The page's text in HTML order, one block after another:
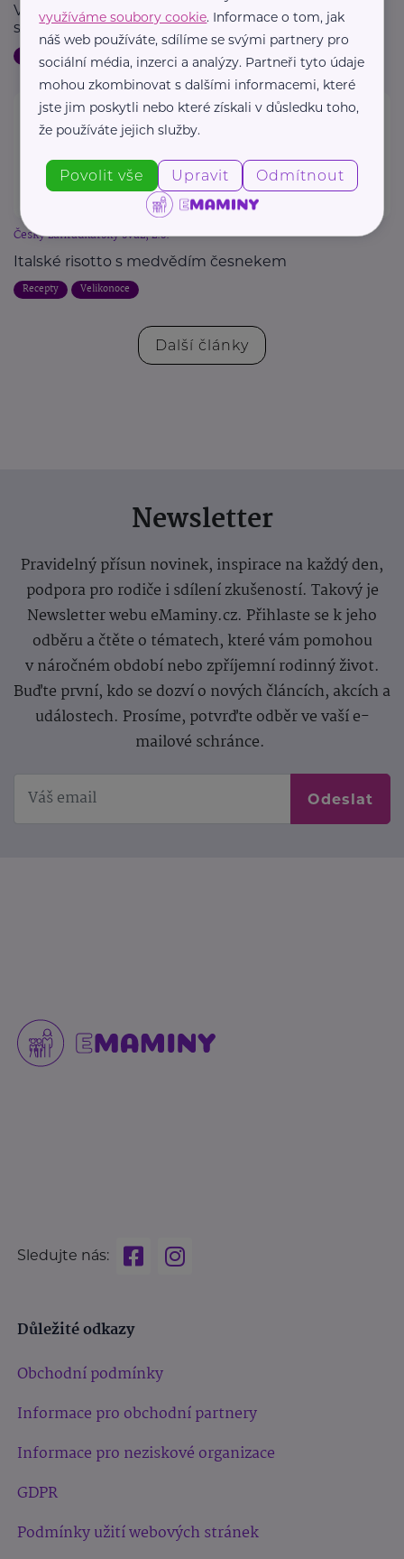
Vejce s mozaikou: velikonoční hrátky se střípky
skořápky
Děti Velikonoce
Český zahrádkářský svaz, z.s.
Italské risotto s medvědím česnekem
Recepty Velikonoce
Další články
Newsletter
Pravidelný přísun novinek, inspirace na každý den,
podpora pro rodiče i sdílení zkušeností. Takový je
Newsletter webu eMaminy.cz. Přihlaste se k jeho
odběru a čtěte o tématech, které vám pomohou
v náročném období nebo zpříjemní rodinný život.
Buďte první, kdo se dozví o nových článcích, akcích a
událostech. Prosíme, potvrďte odběr ve vaší e-
mailové schránce.
Odeslat
Sledujte nás:
Důležité odkazy
Obchodní podmínky
Informace pro obchodní partnery
Informace pro neziskové organizace
GDPR
Podmínky užití webových stránek
využíváme soubory cookie. Informace o tom, jak
náš web používáte, sdílíme se svými partnery pro
sociální média, inzerci a analýzy. Partneři tyto údaje
mohou zkombinovat s dalšími informacemi, které
jste jim poskytli nebo které získali v důsledku toho,
že používáte jejich služby.
Povolit vše Upravit Odmítnout